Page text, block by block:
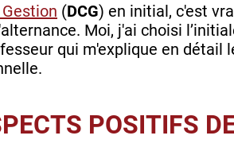
(DCG) en initial, c'est
Moi, j'ai choisi
qui m'explique en détail
POSITIFS